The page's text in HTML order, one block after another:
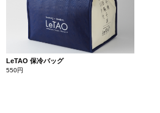
LeTAO 保冷バッグ
550円